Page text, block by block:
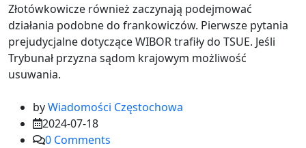
Złotówkowicze również zaczynają podejmować
działania podobne do frankowiczów. Pierwsze pytania
prejudycjalne dotyczące WIBOR trafiły do TSUE. Jeśli
Trybunał przyzna sądom krajowym możliwość
usuwania.
byWiadomości Częstochowa
2024-07-18
0 Comments